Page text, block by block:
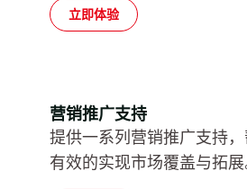
立即体验
营销推广支持
提供一系列营销推广支持
有效的实现市场覆盖与拓展